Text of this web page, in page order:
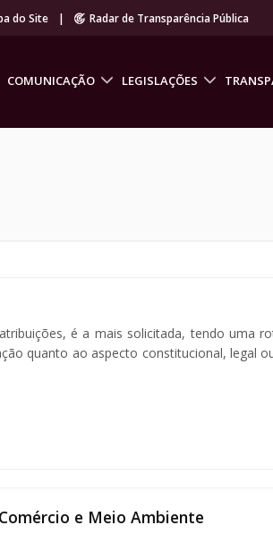
do Site | Radar de Transparência Pública
COMUNICAÇÃO LEGISLAÇÕES
é a mais solicitada, tendo uma
quanto ao aspecto constitucional, legal
e Meio Ambiente